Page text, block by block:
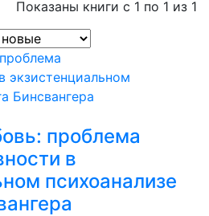
Показаны книги с 1 по 1 из 1
проблема
в
психоанализе